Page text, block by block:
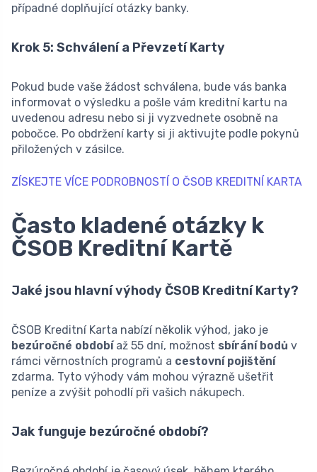
případné doplňující otázky banky.
Krok 5: Schválení a Převzetí Karty
Pokud bude vaše žádost schválena, bude vás banka
informovat o výsledku a pošle vám kreditní kartu na
uvedenou adresu nebo si ji vyzvednete osobně na
pobočce. Po obdržení karty si ji aktivujte podle pokynů
přiložených v zásilce.
ZÍSKEJTE VÍCE PODROBNOSTÍ O ČSOB KREDITNÍ KARTA
Často kladené otázky k
ČSOB Kreditní Kartě
Jaké jsou hlavní výhody ČSOB Kreditní Karty?
ČSOB Kreditní Karta nabízí několik výhod, jako je
bezúročné obdobíaž 55 dní, možnost sbírání bodů v
rámci věrnostních programů a cestovní pojištění
zdarma. Tyto výhody vám mohou výrazně ušetřit
peníze a zvýšit pohodlí při vašich nákupech.
Jak funguje bezúročné období?